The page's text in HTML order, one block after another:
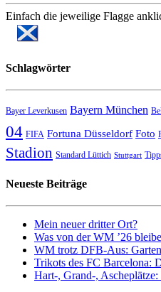
Einfach die jeweilige Flagge
Schlagwörter
Bayer Leverkusen Bayern München
04 FIFA Fortuna Düsseldorf Foto
Stadion Standard Lüttich Stuttgart
Neueste Beiträge
Mein neuer dritter Ort?
Was von der WM ’26
WM trotz DFB-Aus:
Trikots des FC Barcelona:
Hart-, Grand-,